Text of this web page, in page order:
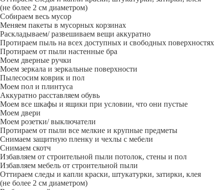
(не более 2 см диаметром)
Собираем весь мусор
Меняем пакеты в мусорных корзинах
Раскладываем/ развешиваем вещи аккуратно
Протираем пыль на всех доступных и свободных поверхностях
Протираем от пыли настенные бра
Моем дверные ручки
Моем зеркала и зеркальные поверхности
Пылесосим коврик и пол
Моем пол и плинтуса
Аккуратно расставляем обувь
Моем все шкафы и ящики при условии, что они пустые
Моем двери
Моем розетки/ выключатели
Протираем от пыли все мелкие и крупные предметы
Снимаем защитную пленку и чехлы с мебели
Снимаем скотч
Избавляем от строительной пыли потолок, стены и пол
Избавляем мебель от строительной пыли
Оттираем следы и капли краски, штукатурки, затирки, клея
(не более 2 см диаметром)